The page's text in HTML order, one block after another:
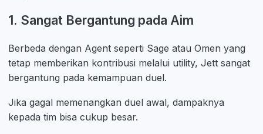
1. Sangat Bergantung pada Aim
Berbeda dengan Agent seperti Sage atau Omen yang
tetap memberikan kontribusi melalui utility, Jett sangat
bergantung pada kemampuan duel.
Jika gagal memenangkan duel awal, dampaknya
kepada tim bisa cukup besar.